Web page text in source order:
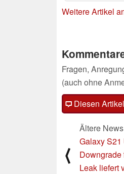
Weitere Artikel
Fragen,
(auch ohne
Diesen
⟨
Ältere News
Galaxy S21
Downgrade
Leak liefert